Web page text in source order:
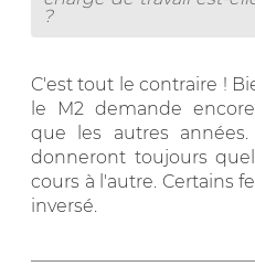
?
C'est tout le contraire !
le M2 demande
que les autres
donneront toujours
cours à l'autre. Certains
inversé.